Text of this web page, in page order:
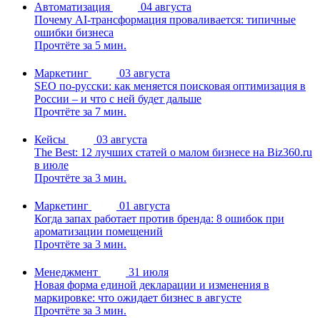
Автоматизация
04 августа
Почему AI-трансформация проваливается: типичные
ошибки бизнеса
Прочтёте за 5 мин.
Маркетинг
03 августа
SEO по-русски: как меняется поисковая оптимизация в
России – и что с ней будет дальше
Прочтёте за 7 мин.
Кейсы
03 августа
The Best: 12 лучших статей о малом бизнесе на Biz360.ru
в июле
Прочтёте за 3 мин.
Маркетинг
01 августа
Когда запах работает против бренда: 8 ошибок при
ароматизации помещений
Прочтёте за 3 мин.
Менеджмент
31 июля
Новая форма единой декларации и изменения в
маркировке: что ожидает бизнес в августе
Прочтёте за 3 мин.